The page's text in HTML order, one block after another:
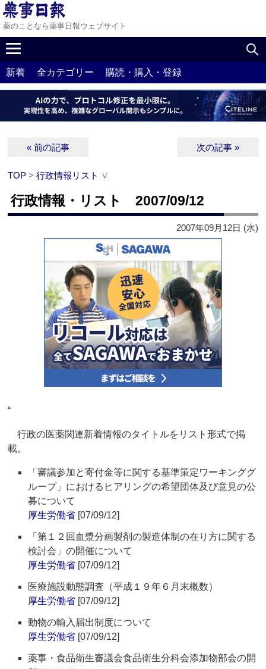
薬のことなら薬事日報ウェブサイト
新着 全カテゴリー 購読・購入・登録
« 前の記事 次の記事 »
TOP >行政情報リスト ∨
行政情報・リスト 2007/09/12
2007年09月12日 (水)
“
行政の医薬関連新着情報のタイトルをリスト形式で掲
載。
「審議参加と寄付金等に関する基準策定ワーキンググ
ループ」におけるヒアリングの希望団体及び意見の公
募について
厚生労働省 [07/09/12]
「第１２回血漿分画製剤の製造体制の在り方に関する
検討会」の開催について
厚生労働省 [07/09/12]
医療施設動態調査（平成１９年６月末概数）
厚生労働省 [07/09/12]
動物の輸入届出制度について
厚生労働省 [07/09/12]
薬事・食品衛生審議会食品衛生分科会添加物部会の開